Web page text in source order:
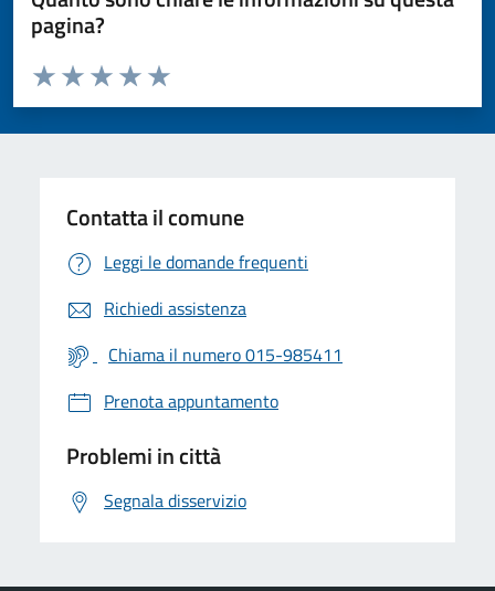
pagina?
Valuta da 1 a 5 stelle la pagina
Valuta 5 stelle su 5
Valuta 4 stelle su 5
Valuta 3 stelle su 5
Valuta 2 stelle su 5
Valuta 1 stelle su 5
Contatta il comune
Leggi le domande frequenti
Richiedi assistenza
Chiama il numero 015-985411
Prenota appuntamento
Problemi in città
Segnala disservizio